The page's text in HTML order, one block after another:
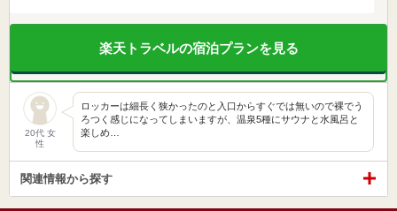
楽天トラベルの宿泊プランを見る
20代 女
性
ロッカーは細長く狭かったのと入口からすぐでは無いので裸でう
ろつく感じになってしまいますが、温泉5種にサウナと水風呂と
楽しめ…
関連情報から探す